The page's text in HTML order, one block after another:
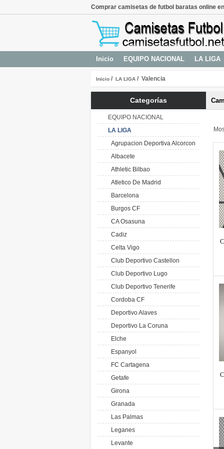
Comprar camisetas de futbol baratas online
Inicio EQUIPO NACIONAL LA LIGA
Inicio / LA LIGA / Valencia
Categorías
EQUIPO NACIONAL
LA LIGA
Agrupacion Deportiva Alcorcon
Albacete
Athletic Bilbao
Atletico De Madrid
Barcelona
Burgos CF
CA Osasuna
Cadiz
Celta Vigo
Club Deportivo Castellon
Club Deportivo Lugo
Club Deportivo Tenerife
Cordoba CF
Deportivo Alaves
Deportivo La Coruna
Elche
Espanyol
FC Cartagena
Getafe
Girona
Granada
Las Palmas
Leganes
Levante